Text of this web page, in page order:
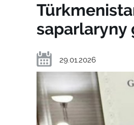
saparlaryny
29.01.2026